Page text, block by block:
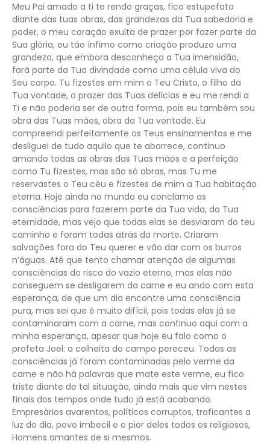
Meu Pai amado a ti te rendo graças, fico estupefato
diante das tuas obras, das grandezas da Tua sabedoria e
poder, o meu coração exulta de prazer por fazer parte da
Sua glória, eu tão ínfimo como criação produzo uma
grandeza, que embora desconheça a Tua imensidão,
fará parte da Tua divindade como uma célula viva do
Seu corpo. Tu fizestes em mim o Teu Cristo, o filho da
Tua vontade, o prazer das Tuas delícias e eu me rendi a
Ti e não poderia ser de outra forma, pois eu também sou
obra das Tuas mãos, obra da Tua vontade. Eu
compreendi perfeitamente os Teus ensinamentos e me
desliguei de tudo aquilo que te aborrece, continuo
amando todas as obras das Tuas mãos e a perfeição
como Tu fizestes, mas são só obras, mas Tu me
reservastes o Teu céu e fizestes de mim a Tua habitação
eterna. Hoje ainda no mundo eu conclamo as
consciências para fazerem parte da Tua vida, da Tua
eternidade, mas vejo que todas elas se desviaram do teu
caminho e foram todas atrás da morte. Criaram
salvações fora do Teu querer e vão dar com os burros
n’águas. Até que tento chamar atenção de algumas
consciências do risco do vazio eterno, mas elas não
conseguem se desligarem da carne e eu ando com esta
esperança, de que um dia encontre uma consciência
pura, mas sei que é muito difícil, pois todas elas já se
contaminaram com a carne, mas continuo aqui com a
minha esperança, apesar que hoje eu falo como o
profeta Joel: a colheita do campo pereceu. Todas as
consciências já foram contaminadas pelo verme da
carne e não há palavras que mate este verme, eu fico
triste diante de tal situação, ainda mais que vim nestes
finais dos tempos onde tudo já está acabando.
Empresários avarentos, políticos corruptos, traficantes a
luz do dia, povo imbecil e o pior deles todos os religiosos,
Homens amantes de si mesmos.